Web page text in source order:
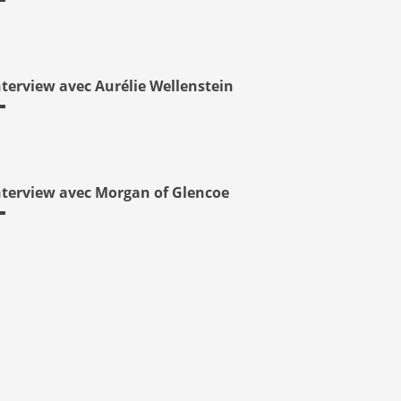
avec Aurélie Wellenstein
avec Morgan of Glencoe